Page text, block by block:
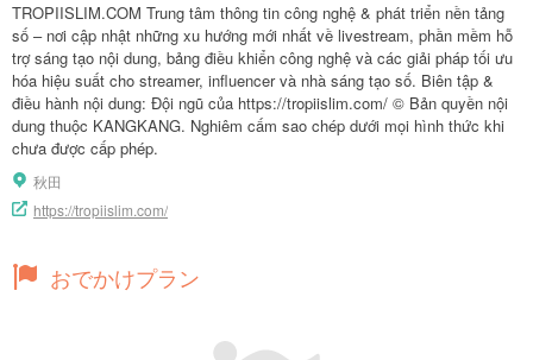
TROPIISLIM.COM Trung tâm thông tin công nghệ & phát triển nền tảng
số – nơi cập nhật những xu hướng mới nhất về livestream, phần mềm hỗ
trợ sáng tạo nội dung, bảng điều khiển công nghệ và các giải pháp tối ưu
hóa hiệu suất cho streamer, influencer và nhà sáng tạo số. Biên tập &
điều hành nội dung: Đội ngũ của https://tropiislim.com/ © Bản quyền nội
dung thuộc KANGKANG. Nghiêm cấm sao chép dưới mọi hình thức khi
chưa được cấp phép.
秋田
https://tropiislim.com/
おでかけプラン